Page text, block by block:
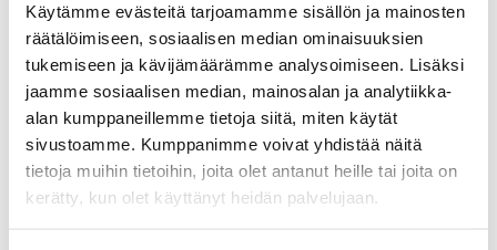
Käytämme evästeitä tarjoamamme sisällön ja mainosten
räätälöimiseen, sosiaalisen median ominaisuuksien
tukemiseen ja kävijämäärämme analysoimiseen. Lisäksi
jaamme sosiaalisen median, mainosalan ja analytiikka-
alan kumppaneillemme tietoja siitä, miten käytät
sivustoamme. Kumppanimme voivat yhdistää näitä
tietoja muihin tietoihin, joita olet antanut heille tai joita on
kerätty, kun olet käyttänyt heidän palvelujaan.
kyseiseen kuvan osoittamaan paikkaan. Pyydämme
että et jätä hiekkapusseja esim. golfautoihin,
bägivaraston viereen tai kärryvarastoon.